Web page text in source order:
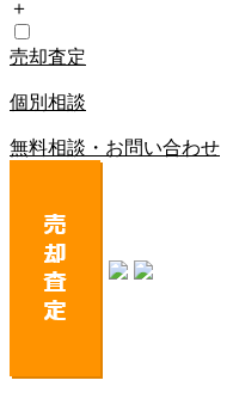
＋
売却査定
個別相談
無料相談・お問い合わせ